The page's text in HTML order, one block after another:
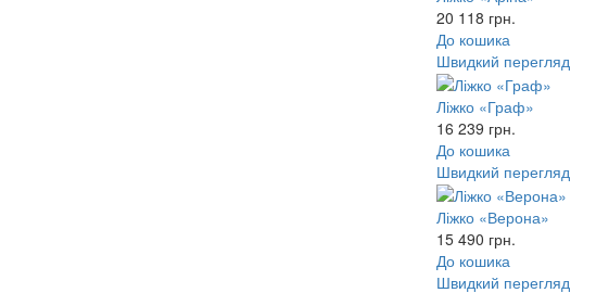
20 118 грн.
До кошика
Швидкий перегляд
Ліжко «Граф»
16 239 грн.
До кошика
Швидкий перегляд
Ліжко «Верона»
15 490 грн.
До кошика
Швидкий перегляд